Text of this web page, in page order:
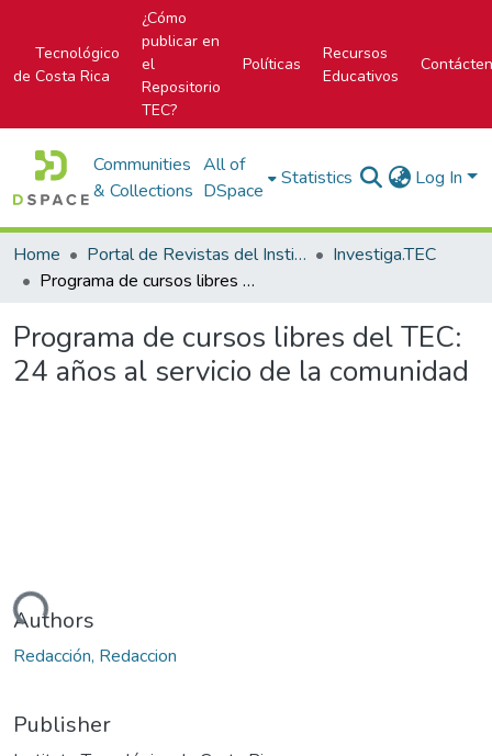
Tecnológico
de Costa Rica
¿Cómo
publicar en
el
Repositorio
TEC?
Políticas
Recursos
Educativos
Communities
& Collections
All of
DSpace
Statistics Log In
Home Portal de Revistas del Instituto Tecnológico de Costa Rica
Investiga.TEC
Programa de cursos libres del TEC: 24 años al servicio de la comunidad
Programa de cursos libres del TEC:
24 años al servicio de la comunidad
Authors
Redacción, Redaccion
Publisher